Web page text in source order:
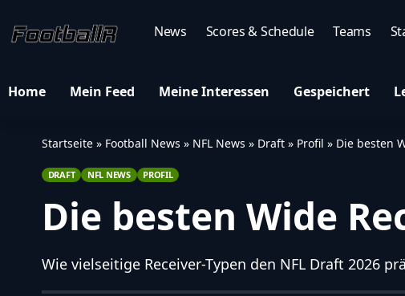
News Scores & Schedule Teams
Home Mein Feed Meine Interessen Gespeichert
Startseite » Football News » NFL News » Draft » Profil » Die besten
DRAFT NFL NEWS PROFIL
Die besten Wide
Wie vielseitige Receiver-Typen den NFL Draft 2026